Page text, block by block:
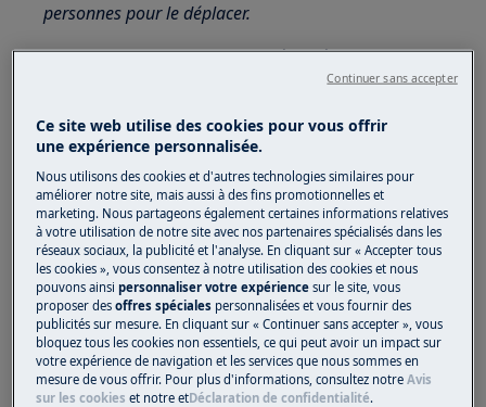
personnes pour le déplacer.
Utilisez toujours des gants de sécurité et des
Veuillez noter que l'auto-réparation ou la réparation
non professionnelle peut avoir des conséquences sur
la sécurité si elle n'est pas effectuée correctement.
1. Compartiment de détergent
Ce site web utilise des cookies pour vous offrir
une expérience personnalisée.
Nous utilisons des cookies et d'autres technologies similaires pour
améliorer notre site, mais aussi à des fins promotionnelles et
marketing. Nous partageons également certaines informations relatives
à votre utilisation de notre site avec nos partenaires spécialisés dans les
réseaux sociaux, la publicité et l'analyse. En cliquant sur « Accepter tous
les cookies », vous consentez à notre utilisation des cookies et nous
pouvons ainsipersonnaliser votre expériencesur le site, vous
proposer desoffres spéciales personnalisées et vous fournir des
publicités sur mesure. En cliquant sur « Continuer sans accepter », vous
bloquez tous les cookies non essentiels, ce qui peut avoir un impact sur
votre expérience de navigation et les services que nous sommes en
mesure de vous offrir. Pour plus d'informations, consultez notreAvis
sur les cookies et notreetDéclaration de confidentialité.
Continuer sans accepter